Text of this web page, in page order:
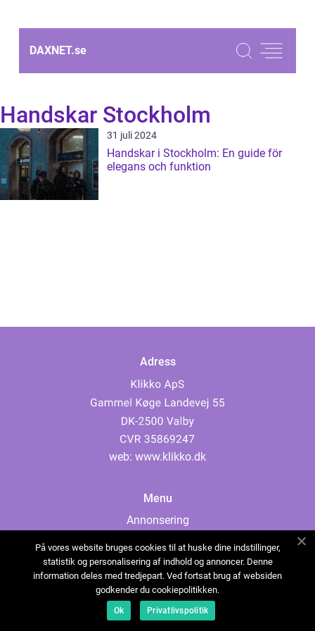
DAXNET.se
Handskar Stockholm
31 juli 2024
Handskar i Stockholm: En guide för
elegans och funktion
Adress
web: www.klikko.dk
Menu
Annonsering
Cookies
Kontakta oss
Sitemap
På vores website bruges cookies til at huske dine indstillinger,
statistik og personalisering af indhold og annoncer. Denne
information deles med tredjepart. Ved fortsat brug af websiden
godkender du cookiepolitikken.
Ok Privatlivspolitik